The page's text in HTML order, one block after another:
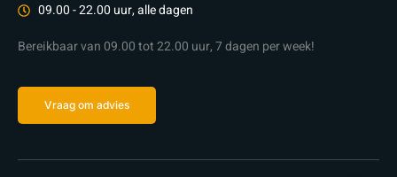
09.00 - 22.00 uur, alle dagen
Bereikbaar van 09.00 tot 22.00 uur, 7 dagen per week!
Vraag om advies